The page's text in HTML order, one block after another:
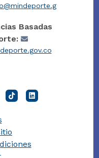
Basadas